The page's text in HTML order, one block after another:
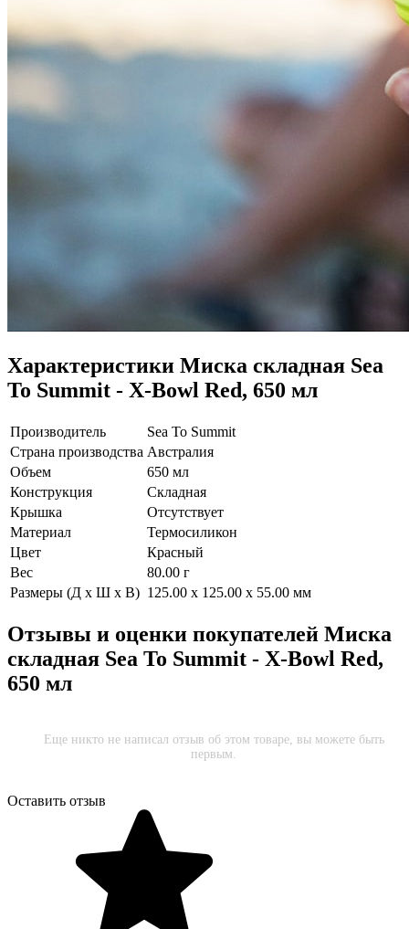
Характеристики Миска складная Sea
To Summit - X-Bowl Red, 650 мл
Производитель
Sea To Summit
Страна производства Австралия
Объем
650 мл
Конструкция
Складная
Крышка
Отсутствует
Материал
Термосиликон
Цвет
Красный
Вес
80.00 г
Размеры (Д х Ш х В) 125.00 x 125.00 x 55.00 мм
Отзывы и оценки покупателей Миска
складная Sea To Summit - X-Bowl Red,
650 мл
Еще никто не написал отзыв об этом товаре, вы можете быть
первым.
Оставить отзыв